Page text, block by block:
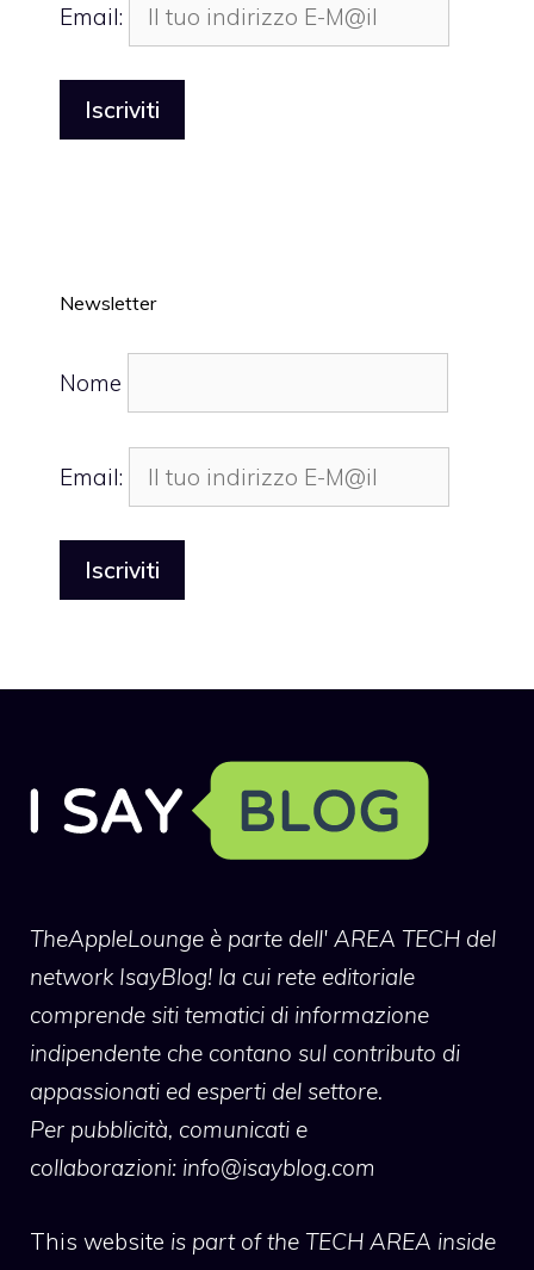
Email:
Newsletter
Nome
Email:
TheAppleLounge è parte dell' AREA TECH del
network IsayBlog! la cui rete editoriale
comprende siti tematici di informazione
indipendente che contano sul contributo di
appassionati ed esperti del settore.
Per pubblicità, comunicati e
collaborazioni: info@isayblog.com
This website is part of the TECH AREA inside